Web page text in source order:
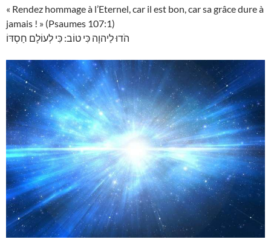
« Rendez hommage à l’Eternel, car il est bon, car sa grâce dure à
jamais ! » (Psaumes 107:1)
הֹדוּ לַיהוָה כִּי טוֹב: כִּי לְעוֹלָם חַסְדּוֹ